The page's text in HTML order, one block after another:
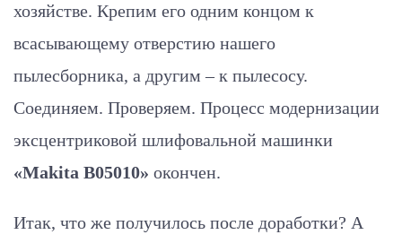
хозяйстве. Крепим его одним концом к
всасывающему отверстию нашего
пылесборника, а другим – к пылесосу.
Соединяем. Проверяем. Процесс модернизации
эксцентриковой шлифовальной машинки
«Makita В05010» окончен.
Итак, что же получилось после доработки? А